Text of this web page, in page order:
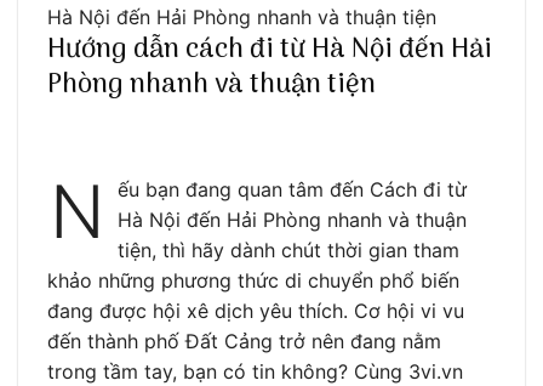
Hà Nội đến Hải Phòng nhanh và thuận tiện
Hướng dẫn cách đi từ Hà Nội đến Hải
Phòng nhanh và thuận tiện
N
ếu bạn đang quan tâm đến Cách đi từ
Hà Nội đến Hải Phòng nhanh và thuận
tiện, thì hãy dành chút thời gian tham
khảo những phương thức di chuyển phổ biến
đang được hội xê dịch yêu thích. Cơ hội vi vu
đến thành phố Đất Cảng trở nên đang nằm
trong tầm tay, bạn có tin không? Cùng 3vi.vn